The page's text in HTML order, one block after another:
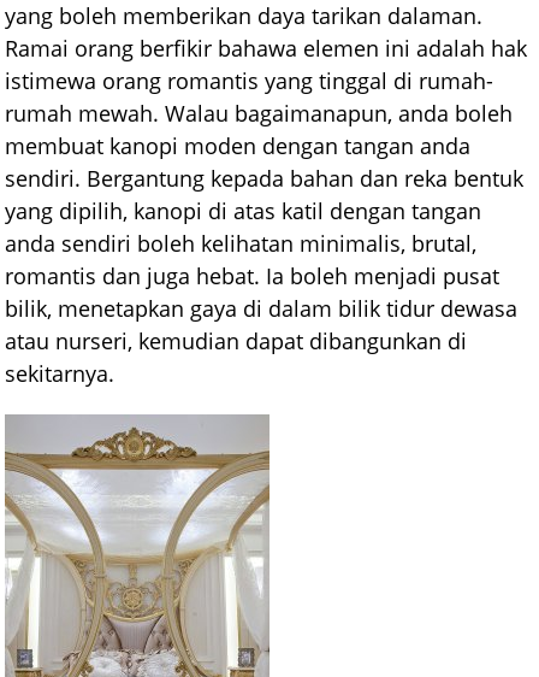
yang boleh memberikan daya tarikan dalaman.
Ramai orang berfikir bahawa elemen ini adalah hak
istimewa orang romantis yang tinggal di rumah-
rumah mewah. Walau bagaimanapun, anda boleh
membuat kanopi moden dengan tangan anda
sendiri. Bergantung kepada bahan dan reka bentuk
yang dipilih, kanopi di atas katil dengan tangan
anda sendiri boleh kelihatan minimalis, brutal,
romantis dan juga hebat. Ia boleh menjadi pusat
bilik, menetapkan gaya di dalam bilik tidur dewasa
atau nurseri, kemudian dapat dibangunkan di
sekitarnya.